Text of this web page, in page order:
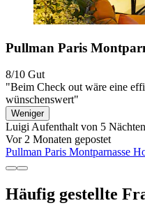
Pullman Paris
8/10 Gut
"Beim Check out wäre eine
wünschenswert"
Weniger
Luigi Aufenthalt von 5 Nächten
Vor 2 Monaten gepostet
Pullman Paris Montparnasse
Häufig gestellte